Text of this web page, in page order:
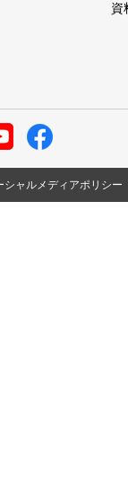
資
シャルメディアポリシー